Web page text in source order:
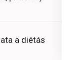
a diétás